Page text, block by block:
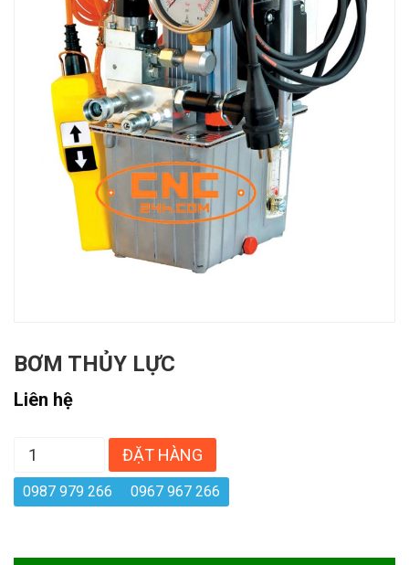
BƠM THỦY LỰC
Liên hệ
ĐẶT HÀNG
0987 979 266 0967 967 266